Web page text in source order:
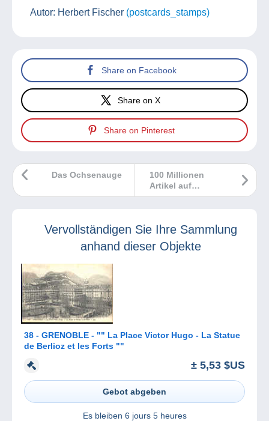
Autor: Herbert Fischer (postcards_stamps)
Share on Facebook
Share on X
Share on Pinterest
100 Millionen
Artikel auf
Delcampe!
Das Ochsenauge
Vervollständigen Sie Ihre Sammlung
anhand dieser Objekte
38 - GRENOBLE - "" La Place Victor Hugo - La Statue
de Berlioz et les Forts ""
± 5,53 $US
Gebot abgeben
Es bleiben 6 jours 5 heures